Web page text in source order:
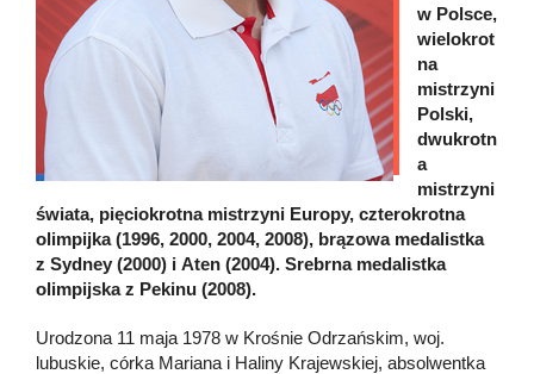
w Polsce,
wielokrot
na
mistrzyni
Polski,
dwukrotn
a
mistrzyni
świata, pięciokrotna mistrzyni Europy, czterokrotna
olimpijka (1996, 2000, 2004, 2008), brązowa medalistka
z Sydney (2000) i Aten (2004). Srebrna medalistka
olimpijska z Pekinu (2008).
Urodzona 11 maja 1978 w Krośnie Odrzańskim, woj.
lubuskie, córka Mariana i Haliny Krajewskiej, absolwentka